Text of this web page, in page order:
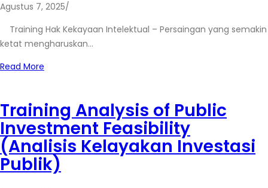
Agustus 7, 2025/
Training Hak Kekayaan Intelektual – Persaingan yang semakin
ketat mengharuskan…
Read More
Training Analysis of Public
Investment Feasibility
(Analisis Kelayakan Investasi
Publik)